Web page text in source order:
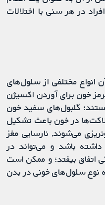
در هر سنی با اختلالات
انواع مختلفی از سلول‌های
خون برای آوردن اکسیژن
گلبول‌های سفید خون
در خون باعث تشکیل
می‌شوند. نارسایی مغز
باشد و می‌تواند در
اتفاق بیفتد؛ و ممکن است
نوع سلول‌های خونی در بدن